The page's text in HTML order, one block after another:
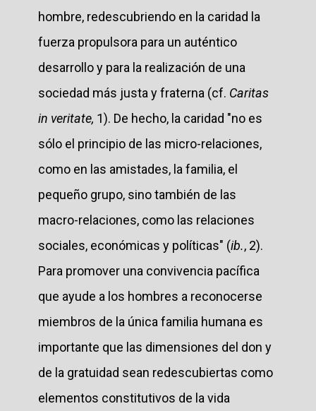
hombre, redescubriendo en la caridad la
fuerza propulsora para un auténtico
desarrollo y para la realización de una
sociedad más justa y fraterna (cf. Caritas
in veritate, 1). De hecho, la caridad "no es
sólo el principio de las micro-relaciones,
como en las amistades, la familia, el
pequeño grupo, sino también de las
macro-relaciones, como las relaciones
sociales, económicas y políticas" (ib., 2).
Para promover una convivencia pacífica
que ayude a los hombres a reconocerse
miembros de la única familia humana es
importante que las dimensiones del don y
de la gratuidad sean redescubiertas como
elementos constitutivos de la vida